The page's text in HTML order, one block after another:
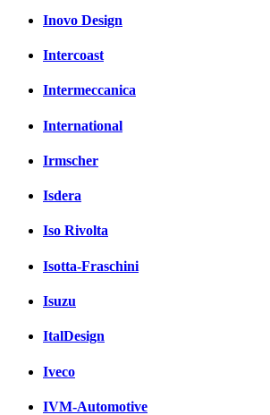
Inovo Design
Intercoast
Intermeccanica
International
Irmscher
Isdera
Iso Rivolta
Isotta-Fraschini
Isuzu
ItalDesign
Iveco
IVM-Automotive